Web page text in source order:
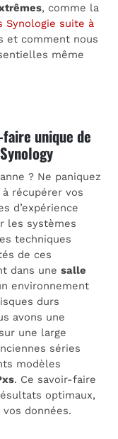
, comme la
Synologie suite à
et comment nous
même
unique de
? Ne paniquez
récupérer vos
d’expérience
les systèmes
techniques
de ces
dans une salle
environnement
durs
avons une
une large
séries
modèles
. Ce savoir-faire
optimaux,
données.